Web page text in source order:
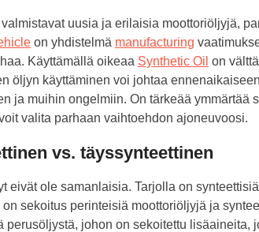
uusia ja erilaisia moottoriöljyjä,
on yhdistelmä manufacturing
Käyttämällä oikeaa Synthetic Oil on
öljyn käyttäminen voi johtaa
ja muihin ongelmiin. On tärkeää ymmärtää
valita parhaan vaihtoehdon ajoneuvoosi.
vs. täyssynteettinen
eivät ole samanlaisia. Tarjolla on
sekoitus perinteisiä moottoriöljyjä ja
perusöljystä, johon on sekoitettu lisäaineita,